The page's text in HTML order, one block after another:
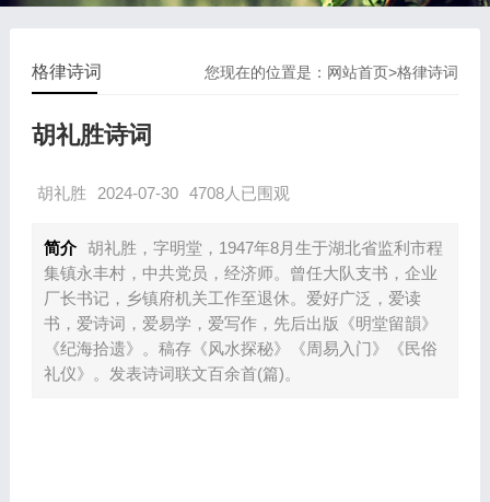
您现在的位置是： 网站首页>格律诗词
格律诗词
胡礼胜诗词
胡礼胜 2024-07-30 4708人已围观
简介 胡礼胜，字明堂，1947年8月生于湖北省监利市程
集镇永丰村，中共党员，经济师。曾任大队支书，企业
厂长书记，乡镇府机关工作至退休。爱好广泛，爱读
书，爱诗词，爱易学，爱写作，先后出版《明堂留韻》
《纪海拾遗》。稿存《风水探秘》《周易入门》《民俗
礼仪》。发表诗词联文百余首(篇)。